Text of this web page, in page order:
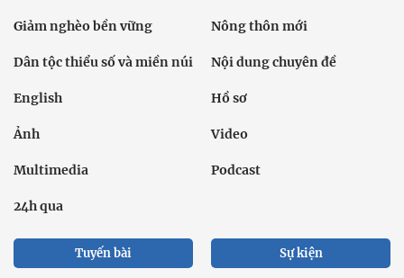
Giảm nghèo bền vững Nông thôn mới
Dân tộc thiểu số và miền núi Nội dung chuyên đề
English Hồ sơ
Ảnh Video
Multimedia Podcast
24h qua
Tuyến bài Sự kiện